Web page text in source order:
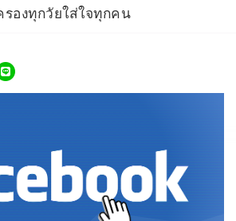
องทุกวัยใส่ใจทุกคน